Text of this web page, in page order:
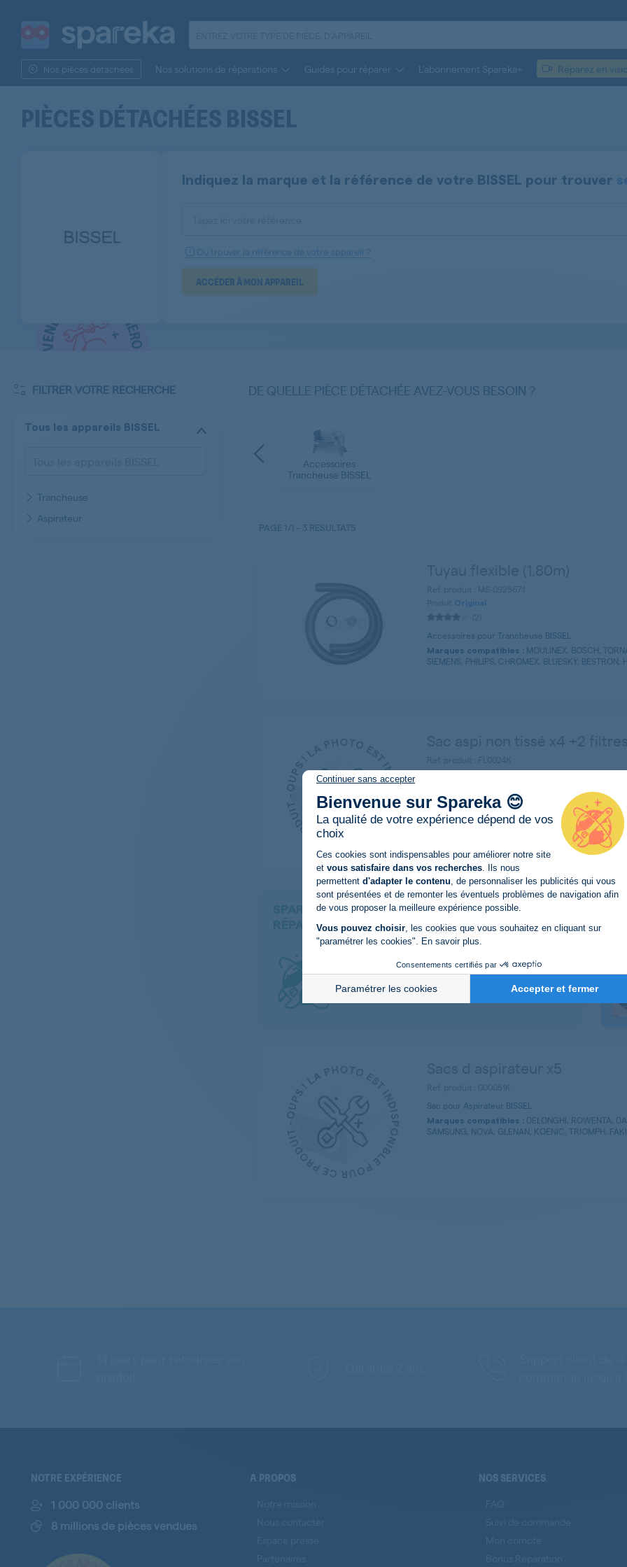
Continuer sans accepter
Bienvenue sur Spareka 😊
La qualité de votre expérience dépend de vos
choix
Plateforme de Gestion du
Ces cookies sont indispensables pour améliorer notre site
et vous satisfaire dans vos recherches . Ils nous
permettent d'adapter le contenu , de personnaliser les publicités qui vous
sont présentées et de remonter les éventuels problèmes de navigation afin
de vous proposer la meilleure expérience possible.
Vous pouvez choisir , les cookies que vous souhaitez en cliquant sur
"paramétrer les cookies".
En savoir plus
Consentements certifiés par
Paramétrer les cookies Accepter et fermer
Axeptio consent
Nos pièces détachées Nos solutions de réparations Guides pour réparer L’abonnement Spareka+ Réparez en
PIÈCES DÉTACHÉESBISSEL
Indiquez la marque et la référence de votre BISSEL pour trouver
Où trouver la référence de votre appareil ?
ACCÉDER À MON APPAREIL
DE QUELLE PIÈCE DÉTACHÉE AVEZ-VOUS BESOIN ?
Accessoires
Trancheuse BISSEL
FILTRER VOTRE RECHERCHE
Tous les appareils BISSEL
Trancheuse
Aspirateur
PAGE 1/1 - 3 RESULTATS
Original
Accessoires pour Trancheuse BISSEL
Marques compatibles : MOULINEX, BOSCH,
SIEMENS, PHILIPS, CHROMEX, BLUESKY, BESTRON,
Marques compatibles :
DELONGHI, ROWENTA,
SAMSUNG, NOVA, TRIOMPH, GLENAN, FAR, NUMATIC
SPAREKA VOUS ACCOMPAGNE DANS LA
RÉPARATION:
vos appareils
A travers de nombreux
tutos vidéos
Sac pour Aspirateur BISSEL
Marques compatibles : DELONGHI, ROWENTA,
SAMSUNG, NOVA, GLENAN, KOENIC, TRIOMPH,
NOTRE EXPÉRIENCE
1 000 000 clients
8 millions de pièces vendues
A PROPOS NOS SERVICES